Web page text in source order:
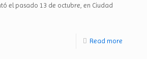
el pasado 13 de octubre, en Ciudad
Read more